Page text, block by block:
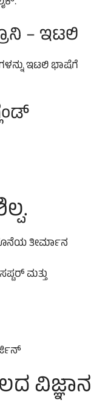
– ಇಟಲಿ
ಇಟಲಿ ಭಾಷೆಗೆ
ತೀರ್ಮಾನ
ಮತ್ತು
ವಿಜ್ಞಾನ